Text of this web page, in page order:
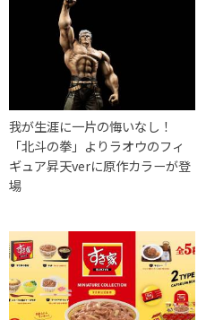
我が生涯に一片の悔いなし！
「北斗の拳」よりラオウのフィ
ギュア昇天verに原作カラーが登
場